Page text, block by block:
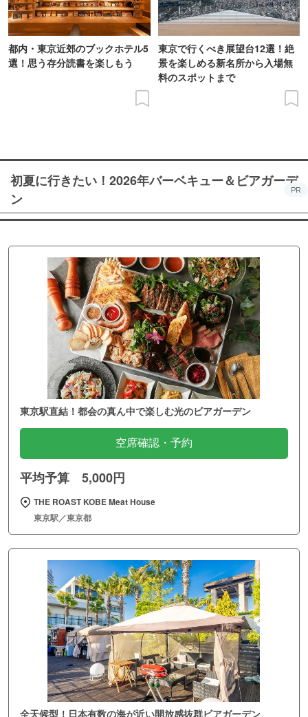
都内・東京近郊のブックホテル5
選！思う存分読書を楽しもう
東京で行くべき展望台12選！絶
景を楽しめる新名所から入場無
料のスポットまで
初夏に行きたい！2026年バーベキュー＆ビアガーデ
ン
PR
東京駅直結！都会の真ん中で楽しむ光のビアガーデン
空席確認・予約
平均予算 5,000円
THE ROAST KOBE Meat House
東京駅／東京都
全天候型！日本有数の海が近い開放感抜群ビアガーデン